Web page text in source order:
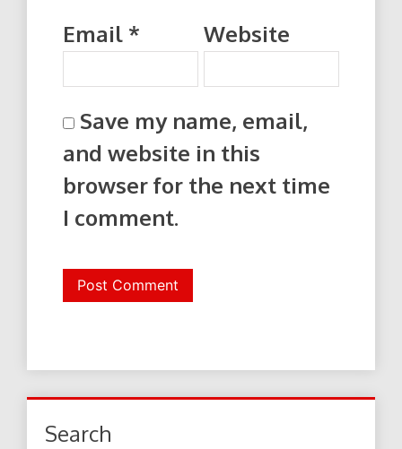
Email * Website
Save my name, email,
and website in this
browser for the next time
I comment.
Search